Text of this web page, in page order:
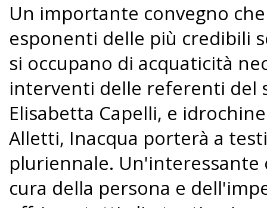
Un importante convegno
esponenti delle più credibili
si occupano di acquaticità
interventi delle referenti del
Elisabetta Capelli, e
Alletti, Inacqua porterà a
pluriennale.
cura della persona e